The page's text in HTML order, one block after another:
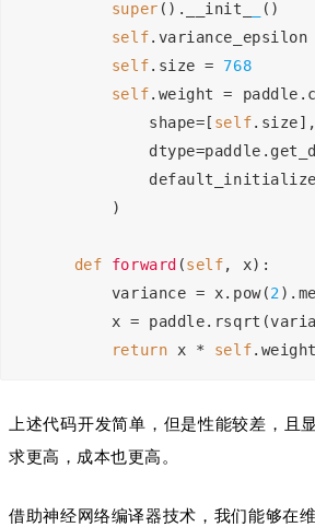
super ().__init_
()
self.variance_epsilon
self.size = 768
self.weight =
            shape=[
self.size],
        )
def forward (self, x) :
        variance = x.pow(
2
x =
return x * self.weight
上述代码开发简单，但是性能较差，且
求更高，成本也更高。
借助神经网络编译器技术，我们能够在